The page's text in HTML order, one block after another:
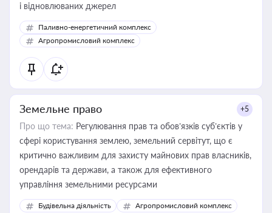
і відновлюваних джерел
Паливно-енергетичний комплекс
Агропромисловий комплекс
Земельне право +5
Про що тема: Регулювання прав та обов’язків суб’єктів у
сфері користування землею, земельний сервітут, що є
критично важливим для захисту майнових прав власників,
орендарів та держави, а також для ефективного
управління земельними ресурсами
Будівельна діяльність Агропромисловий комплекс